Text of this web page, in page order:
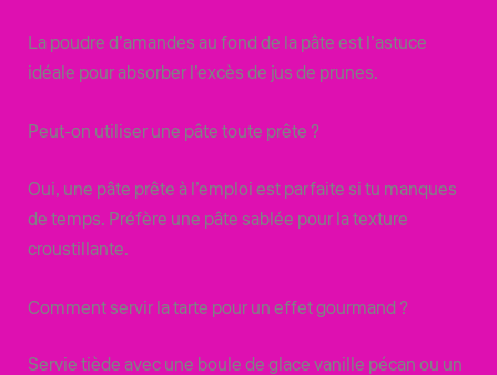
La poudre d’amandes au fond de la pâte est l’astuce
idéale pour absorber l’excès de jus de prunes.
Peut-on utiliser une pâte toute prête ?
Oui, une pâte prête à l’emploi est parfaite si tu manques
de temps. Préfère une pâte sablée pour la texture
croustillante.
Comment servir la tarte pour un effet gourmand ?
Servie tiède avec une boule de glace vanille pécan ou un